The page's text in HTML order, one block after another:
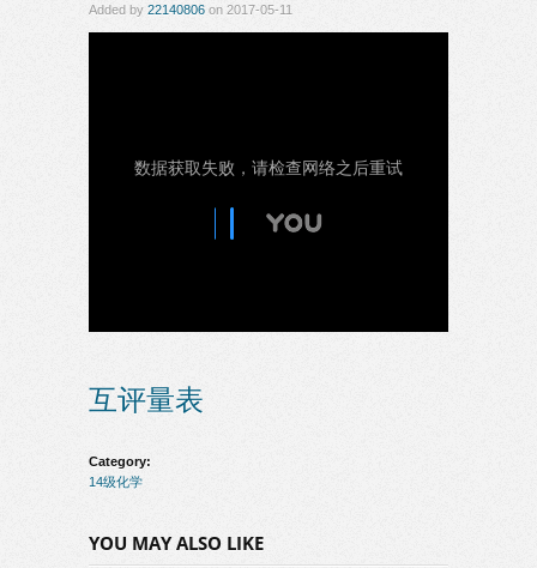
Added by 22140806 on 2017-05-11
互评量表
Category:
14级化学
YOU MAY ALSO LIKE